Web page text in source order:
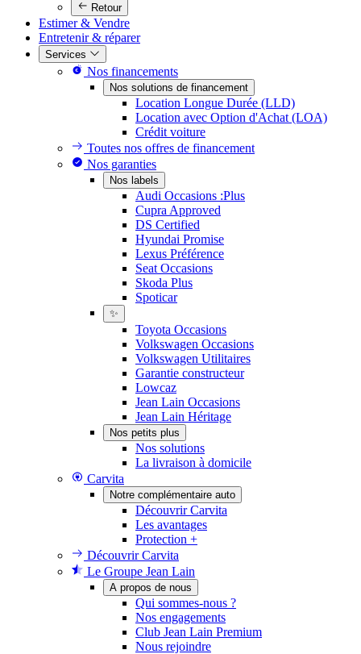
Retour
Estimer & Vendre
Entretenir & réparer
Services
Nos financements
Nos solutions de financement
Location Longue Durée (LLD)
Location avec Option d'Achat (LOA)
Crédit voiture
Toutes nos offres de financement
Nos garanties
Nos labels
Audi Occasions :Plus
Cupra Approved
DS Certified
Hyundai Promise
Lexus Préférence
Seat Occasions
Skoda Plus
Spoticar
✨
Toyota Occasions
Volkswagen Occasions
Volkswagen Utilitaires
Garantie constructeur
Lowcaz
Jean Lain Occasions
Jean Lain Héritage
Nos petits plus
Nos solutions
La livraison à domicile
Carvita
Notre complémentaire auto
Découvrir Carvita
Les avantages
Protection +
Découvrir Carvita
Le Groupe Jean Lain
A propos de nous
Qui sommes-nous ?
Nos engagements
Club Jean Lain Premium
Nous rejoindre